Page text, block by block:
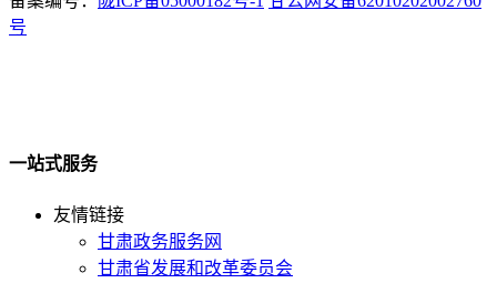
号
一站式服务
友情链接
甘肃政务服务网
甘肃省发展和改革委员会